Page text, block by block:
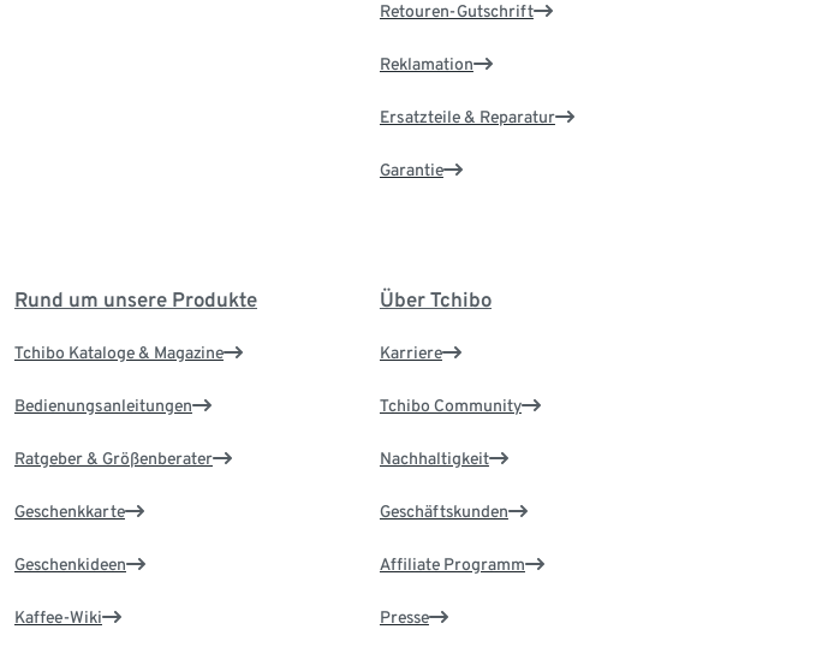
Retouren-Gutschrift
Reklamation
Ersatzteile & Reparatur
Garantie
Rund um unsere Produkte
Tchibo Kataloge & Magazine
Bedienungsanleitungen
Ratgeber & Größenberater
Geschenkkarte
Geschenkideen
Kaffee-Wiki
Über Tchibo
Karriere
Tchibo Community
Nachhaltigkeit
Geschäftskunden
Affiliate Programm
Presse